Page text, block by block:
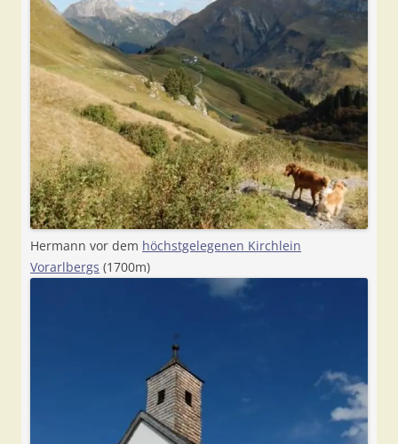
Hermann vor dem höchstgelegenen Kirchlein
Vorarlbergs (1700m)